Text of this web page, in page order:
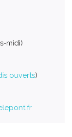
midi)
ouverts)